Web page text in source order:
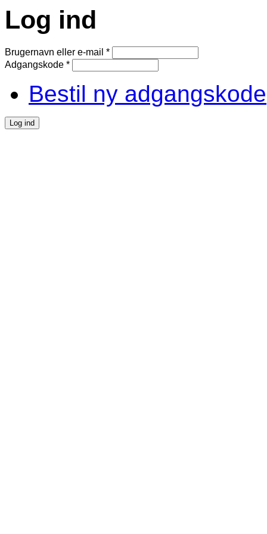
Log ind
Brugernavn eller e-mail *
Adgangskode *
Bestil ny adgangskode